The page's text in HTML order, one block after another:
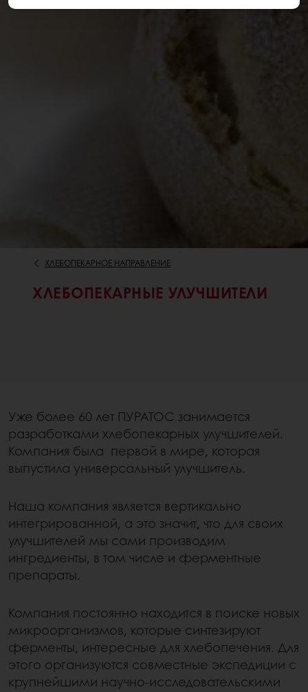
ХЛЕБОПЕКАРНОЕ НАПРАВЛЕНИЕ
ХЛЕБОПЕКАРНЫЕ УЛУЧШИТЕЛИ
Уже более 60 лет ПУРАТОС занимается
разработками хлебопекарных улучшителей.
Компания была первой в мире, которая
выпустила универсальный улучшитель.
Наша компания является вертикально
интегрированной, а это значит, что для своих
улучшителей мы сами производим
ингредиенты, в том числе и ферментные
препараты.
Компания постоянно находится в поиске новых
микроорганизмов, которые синтезируют
ферменты, интересные для хлебопечения. Для
этого организуются совместные экспедиции с
крупнейшими научно-исследовательскими